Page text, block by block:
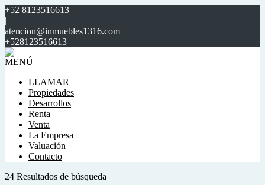
+52 8123516613
|
atencion@inmuebles1316.com
+528123516613
MENÚ
LLAMAR
Propiedades
Desarrollos
Renta
Venta
La Empresa
Valuación
Contacto
24 Resultados de búsqueda